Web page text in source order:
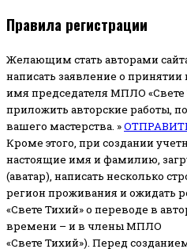
Правила регистрации
Желающим стать авторами
написать заявление о
имя председателя МПЛО «Свете
приложить авторские работы,
вашего мастерства. »
Кроме этого, при создании
настоящие имя и фамилию,
(аватар), написать несколько
регион проживания и ожидать
«Свете Тихий» о переводе в
времени – и в члены МПЛО
«Свете Тихий»). Перед